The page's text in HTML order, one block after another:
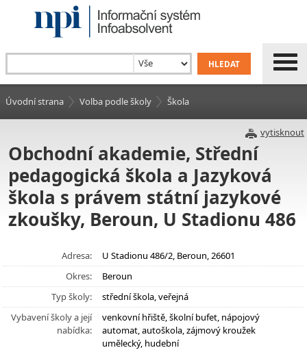
Úvodní strana Volba podle školy Škola
vytisknout
Obchodní akademie, Střední
pedagogická škola a Jazyková
škola s právem státní jazykové
zkoušky, Beroun, U Stadionu 486
Adresa:
U Stadionu 486/2, Beroun, 26601
Okres:
Beroun
Typ školy:
střední škola, veřejná
Vybavení školy a její
nabídka:
venkovní hřiště, školní bufet, nápojový
automat, autoškola, zájmový kroužek
umělecký, hudební